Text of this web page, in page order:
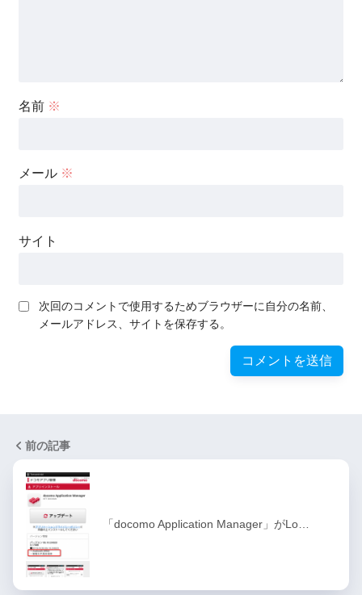
名前 ※
メール ※
サイト
次回のコメントで使用するためブラウザーに自分の名前、
メールアドレス、サイトを保存する。
前の記事
「docomo Application Manager」がLo…